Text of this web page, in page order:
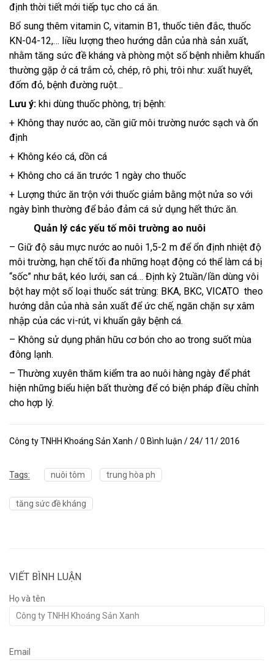
định thời tiết mới tiếp tục cho cá ăn.
Bổ sung thêm vitamin C, vitamin B1, thuốc tiên đắc, thuốc
KN-04-12,… liều lượng theo hướng dẫn của nhà sản xuất,
nhằm tăng sức đề kháng và phòng một số bệnh nhiễm khuẩn
thường gặp ở cá trắm cỏ, chép, rô phi, trôi như: xuất huyết,
đốm đỏ, bệnh đường ruột…
Lưu ý: khi dùng thuốc phòng, trị bệnh:
+ Không thay nước ao, cần giữ môi trường nước sạch và ổn
định
+ Không kéo cá, dồn cá
+ Không cho cá ăn trước 1 ngày cho thuốc
+ Lượng thức ăn trộn với thuốc giảm bằng một nửa so với
ngày bình thường để bảo đảm cá sử dụng hết thức ăn.
Quản lý các yếu tố môi trường ao nuôi
– Giữ độ sâu mực nước ao nuôi 1,5-2 m để ổn định nhiệt độ
môi trường, hạn chế tối đa những hoạt động có thể làm cá bị
“sốc” như bắt, kéo lưới, san cá… Định kỳ 2tuần/lần dùng vôi
bột hay một số loại thuốc sát trùng: BKA, BKC, VICATO theo
hướng dẫn của nhà sản xuất để ức chế, ngăn chặn sự xâm
nhập của các vi-rút, vi khuẩn gây bệnh cá.
– Không sử dụng phân hữu cơ bón cho ao trong suốt mùa
đông lạnh.
– Thường xuyên thăm kiểm tra ao nuôi hàng ngày để phát
hiện những biểu hiện bất thường để có biện pháp điều chỉnh
cho hợp lý.
Công ty TNHH Khoáng Sản Xanh / 0 Bình luận / 24/ 11/ 2016
Tags: nuôi tôm trung hòa ph
tăng sức đề kháng
VIẾT BÌNH LUẬN
Họ và tên
Email